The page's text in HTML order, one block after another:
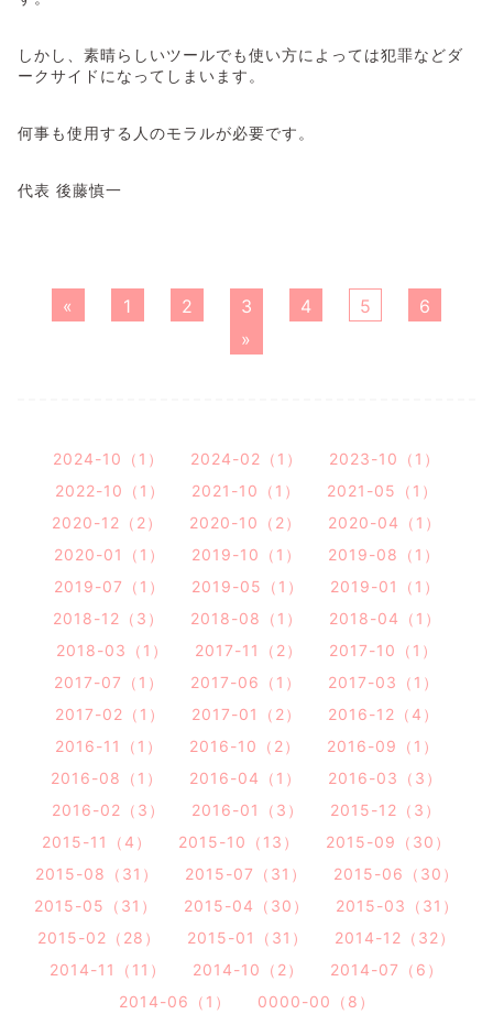
しかし、素晴らしいツールでも使い方によっては犯罪などダ
ークサイドになってしまいます。
何事も使用する人のモラルが必要です。
代表 後藤慎一
« 1 2 3 4 5
6
»
2024-10（1） 2024-02（1）
2023-10（1）
2022-10（1）
2021-10（1）
2021-05（1）
2020-12（2）
2020-10（2）
2020-04（1）
2020-01（1）
2019-10（1）
2019-08（1）
2019-07（1）
2019-05（1）
2019-01（1）
2018-12（3）
2018-08（1）
2018-04（1）
2018-03（1）
2017-11（2）
2017-10（1）
2017-07（1）
2017-06（1）
2017-03（1）
2017-02（1）
2017-01（2）
2016-12（4）
2016-11（1）
2016-10（2）
2016-09（1）
2016-08（1）
2016-04（1）
2016-03（3）
2016-02（3）
2016-01（3）
2015-12（3）
2015-11（4）
2015-10（13）
2015-09（30）
2015-08（31）
2015-07（31）
2015-06（30）
2015-05（31）
2015-04（30）
2015-03（31）
2015-02（28）
2015-01（31）
2014-12（32）
2014-11（11）
2014-10（2）
2014-07（6）
2014-06（1）
0000-00（8）